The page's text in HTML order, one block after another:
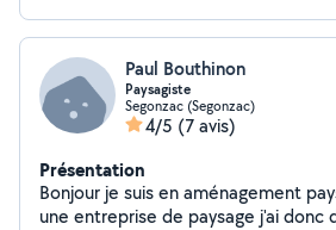
Paul Bouthinon
Paysagiste
Segonzac (Segonzac)
4/5 (7 avis)
Présentation
Bonjour je suis en aménagement
une entreprise de paysage j'ai donc